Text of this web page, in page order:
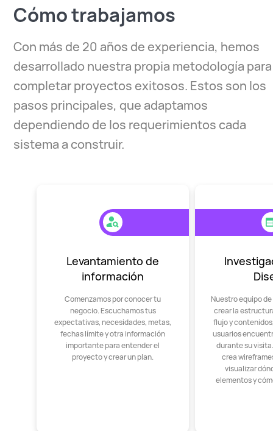
Cómo trabajamos
Con más de 20 años de experiencia, hemos
desarrollado nuestra propia metodología para
completar proyectos exitosos. Estos son los
pasos principales, que adaptamos
dependiendo de los requerimientos cada
sistema a construir.
Levantamiento de
información
Comenzamos por conocer tu
negocio. Escuchamos tus
expectativas, necesidades, metas,
fechas límite y otra información
importante para entender el
proyecto y crear un plan.
Nuestro equipo
crear la
flujo y
usuarios
durante su
crea
visualizar
elementos y